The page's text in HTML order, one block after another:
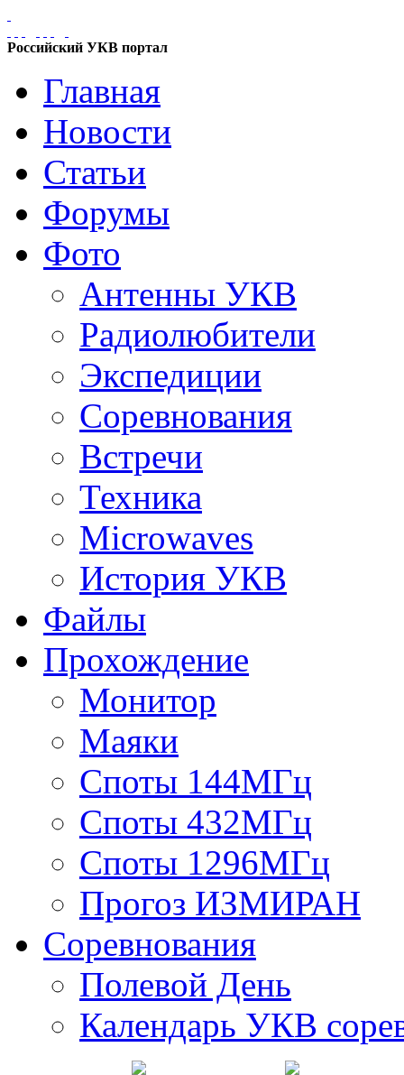
Российский УКВ портал
Главная
Новости
Статьи
Форумы
Фото
Антенны УКВ
Радиолюбители
Экспедиции
Соревнования
Встречи
Техника
Microwaves
История УКВ
Файлы
Прохождение
Монитор
Маяки
Споты 144МГц
Споты 432МГц
Споты 1296МГц
Прогоз ИЗМИРАН
Соревнования
Полевой День
Календарь УКВ